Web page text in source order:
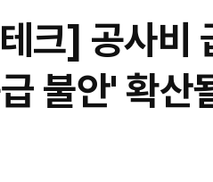
크] 공사비
불안' 확산